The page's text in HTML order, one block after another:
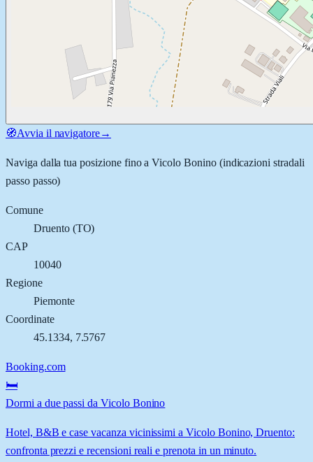
🧭Avvia il navigatore→
Naviga dalla tua posizione fino aVicolo Bonino(indicazioni stradali
passo passo)
Comune
Druento(TO)
CAP
10040
Regione
Piemonte
Coordinate
45.1334, 7.5767
Booking.com
🛏️
Dormi a due passi da Vicolo Bonino
Hotel, B&B e case vacanza vicinissimi a Vicolo Bonino, Druento:
confronta prezzi e recensioni reali e prenota in un minuto.